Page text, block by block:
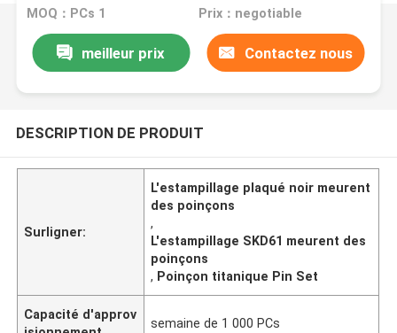
MOQ：PCs 1 Prix：negotiable
meilleur prix Contactez nous
DESCRIPTION DE PRODUIT
Surligner:
L'estampillage plaqué noir meurent
des poinçons
,
L'estampillage SKD61 meurent des
poinçons
, Poinçon titanique Pin Set
Capacité d'approv
semaine de 1 000 PCs